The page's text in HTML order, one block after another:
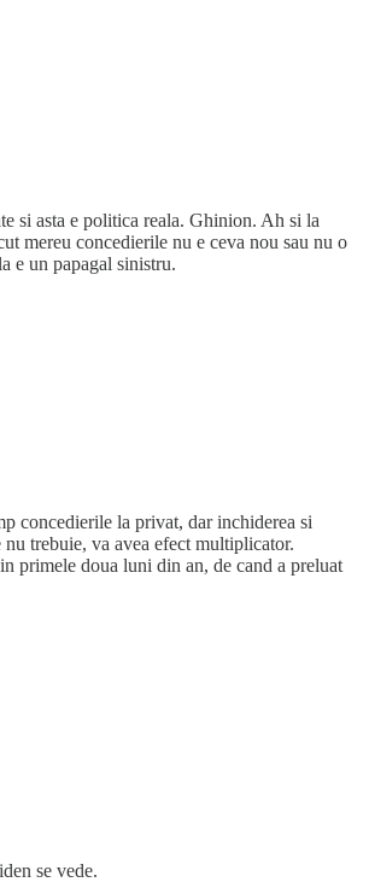
si asta e politica reala. Ghinion. Ah si la
mereu concedierile nu e ceva nou sau nu o
e un papagal sinistru.
concedierile la privat, dar inchiderea si
trebuie, va avea efect multiplicator.
primele doua luni din an, de cand a preluat
se vede.